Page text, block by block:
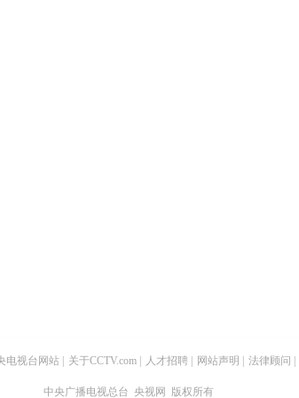
电视台网站 关于CCTV.com 人才招聘 网站声明 法律顾问
中央广播电视总台 央视网 版权所有